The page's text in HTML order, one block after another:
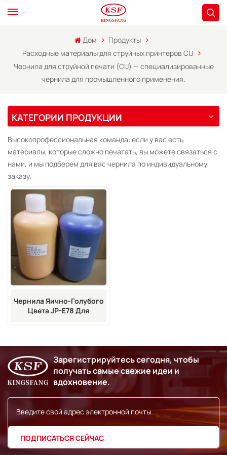
Дом
Продукты
Расходные материалы для струйных принтеров CIJ
Чернила для струйной печати (CIJ) — специализированные
чернила для промышленного применения.
КАТЕГОРИИ ПРОДУКЦИИ
Высокопрофессиональная команда: если у вас есть
материалы, которые сложно печатать, вы можете связаться с
нами, и мы подберем для вас чернила по индивидуальному
заказу.
Чернила Яично-Голубого
Цвета JP-E78 Для
Зарегистрируйтесь сегодня, чтобы
получать самые свежие идеи и
вдохновение.